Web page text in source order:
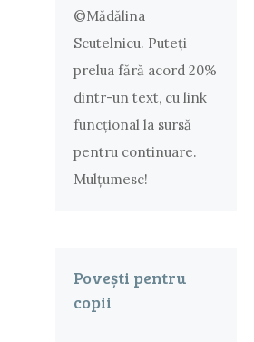
©Mădălina
Scutelnicu. Puteţi
prelua fără acord 20%
dintr-un text, cu link
funcţional la sursă
pentru continuare.
Mulțumesc!
Povești pentru
copii